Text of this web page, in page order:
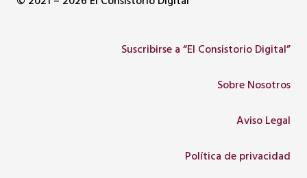
Suscribirse a “El Consistorio Digital”
Sobre Nosotros
Aviso Legal
Política de privacidad